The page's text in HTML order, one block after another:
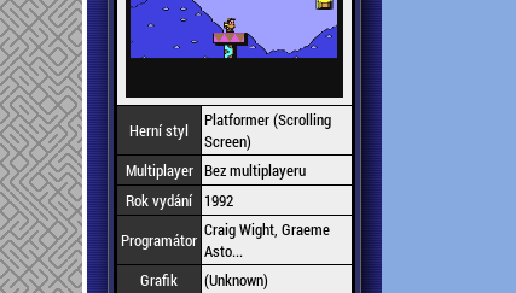
Herní styl
Platformer (Scrolling
Screen)
Multiplayer Bez multiplayeru
Rok vydání
1992
Programátor Craig Wight, Graeme
Asto...
Grafik
(Unknown)